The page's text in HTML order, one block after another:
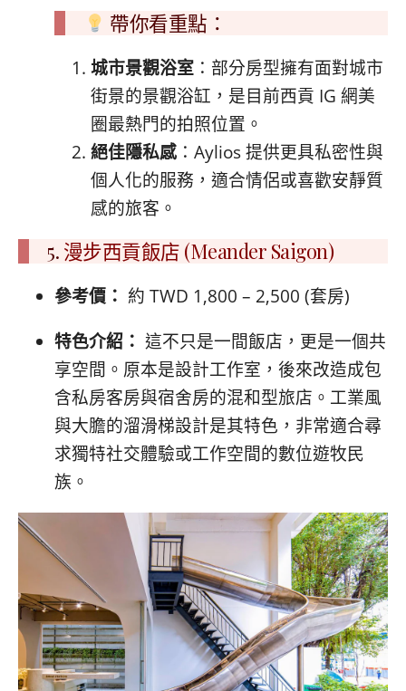
帶你看重點：
城市景觀浴室 ：部分房型擁有面對城市
街景的景觀浴缸，是目前西貢 IG 網美
圈最熱門的拍照位置。
絕佳隱私感 ：Aylios 提供更具私密性與
個人化的服務，適合情侶或喜歡安靜質
感的旅客。
5. 漫步西貢飯店 (Meander Saigon)
參考價： 約 TWD 1,800 – 2,500 (套房)
特色介紹： 這不只是一間飯店，更是一個共
享空間。原本是設計工作室，後來改造成包
含私房客房與宿舍房的混和型旅店。工業風
與大膽的溜滑梯設計是其特色，非常適合尋
求獨特社交體驗或工作空間的數位遊牧民
族。